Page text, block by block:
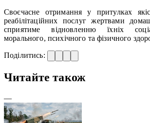
Своєчасне отримання у притулках
реабілітаційних послуг жертвами
сприятиме відновленню їхніх
морального, психічного та фізичного
Поділитись:
Читайте також
—